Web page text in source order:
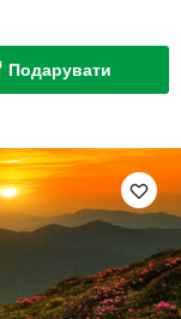
Подарувати